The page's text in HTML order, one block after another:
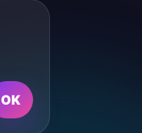
OK